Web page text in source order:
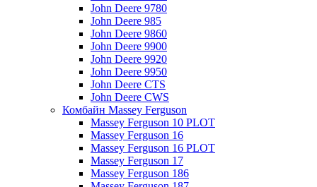
John Deere 9780
John Deere 985
John Deere 9860
John Deere 9900
John Deere 9920
John Deere 9950
John Deere CTS
John Deere CWS
Комбайн Massey Ferguson
Massey Ferguson 10 PLOT
Massey Ferguson 16
Massey Ferguson 16 PLOT
Massey Ferguson 17
Massey Ferguson 186